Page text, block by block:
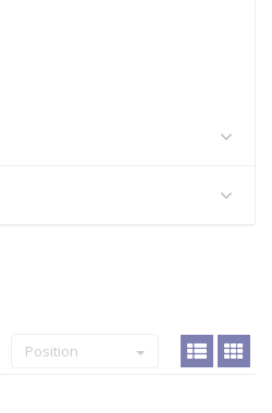
Position